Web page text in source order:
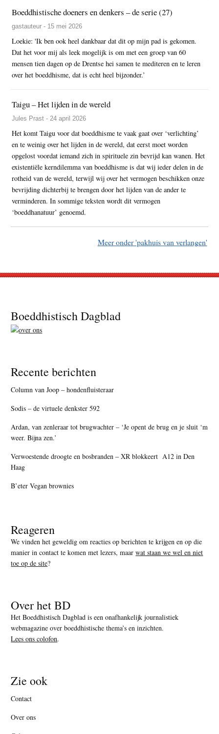
Boeddhistische doeners en denkers – de serie (27)
gastauteur - 15 mei 2026
Loekie: 'Ik ben ook heel dankbaar dat dit op mijn pad is gekomen.
Dat het voor mij als leek mogelijk is om met een groep van 60
mensen tien dagen op de Drentse hei samen te mediteren en te leren
over het boeddhisme, dat is echt heel bijzonder.’
Taigu – Het lijden in de wereld
Jules Prast - 24 april 2026
Het komt Taigu voor dat boeddhisme te vaak gaat over ‘verlichting’
en te weinig over het lijden in de wereld, dat eerst moet worden
opgelost voordat iemand zich in spirituele zin bevrijd kan wanen. Het
existentiële kerndilemma van boeddhisme is dat wij ieder delen in de
rotheid van de wereld, terwijl wij over het vermogen beschikken onze
bevrijding dichterbij te brengen door het lijden van de ander te
verminderen. In sommige teksten wordt dit vermogen
‘boeddhanatuur’ genoemd.
Meer onder 'pakhuis van verlangen'
Footer
Boeddhistisch Dagblad
Recente berichten
Column van Joop – hondenfluisteraar
Sodis – de virtuele denkster 592
Ardan, van zenleraar tot brugwachter – ‘Je opent de brug en je sluit ‘m
weer. Bijna zen.’
Verwoestende droogte en bosbranden – XR blokkeert A12 in Den
Haag
B’eter Vegan brownies
Reageren
We vinden het geweldig om reacties op berichten te krijgen en op die
manier in contact te komen met lezers, maarwat staan we wel en niet
toe op de site?
Over het BD
Het Boeddhistisch Dagblad is een onafhankelijk journalistiek
webmagazine over boeddhistische thema’s en inzichten.
Lees ons colofon.
Zie ook
Contact
Over ons